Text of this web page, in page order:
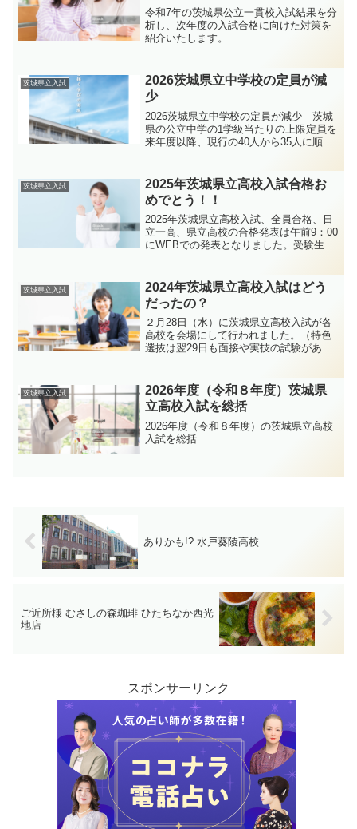
令和7年の茨城県公立一貫校入試結果を分
析し、次年度の入試合格に向けた対策を
紹介いたします。
茨城県立入試
2026茨城県立中学校の定員が減
少
2026茨城県立中学校の定員が減少 茨城
県の公立中学の1学級当たりの上限定員を
来年度以降、現行の40人から35人に順次
育学校計13校の入試で、1学級の上限を35
人とし、募集学級数を変更しない考えを
示しました。
茨城県立入試
2025年茨城県立高校入試合格お
めでとう！！
2025年茨城県立高校入試、全員合格、日
立一高、県立高校の合格発表は午前9：00
にWEBでの発表となりました。受験生の
校受検者も全員合格となりました。
茨城県立入試
2024年茨城県立高校入試はどう
だったの？
２月28日（水）に茨城県立高校入試が各
高校を会場にして行われました。（特色
選抜は翌29日も面接や実技の試験があり
りをたたえあいました。ここでは、2024
年度の入試問題について、コベッツなり
の分析を紹介したいと思います。
茨城県立入試
2026年度（令和８年度）茨城県
立高校入試を総括
2026年度（令和８年度）の茨城県立高校
入試を総括
ありかも!? 水戸葵陵高校
ご近所様 むさしの森珈琲 ひたちなか西光
地店
スポンサーリンク